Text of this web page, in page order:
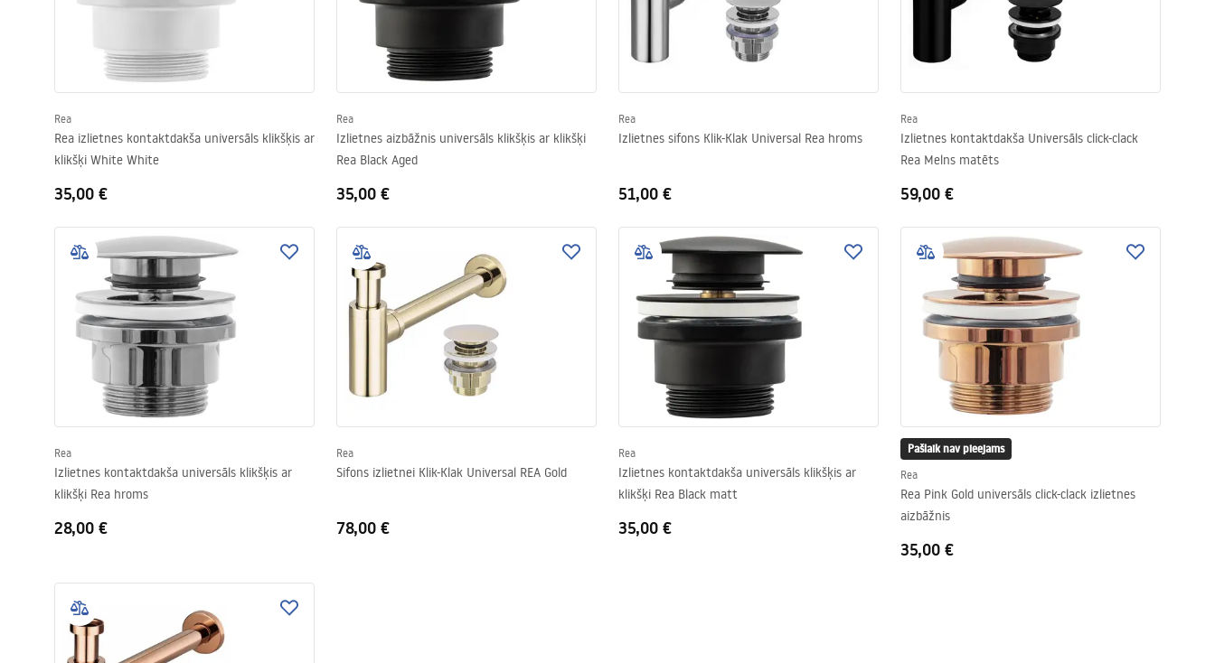
Rea
Rea izlietnes kontaktdakša universāls klikšķis ar
klikšķi White White
35,00 €
Rea
Izlietnes aizbāžnis universāls klikšķis ar klikšķi
Rea Black Aged
35,00 €
Rea
Izlietnes sifons Klik-Klak Universal Rea hroms
51,00 €
Rea
Izlietnes kontaktdakša Universāls click-clack
Rea Melns matēts
59,00 €
Rea
Izlietnes kontaktdakša universāls klikšķis ar
klikšķi Rea hroms
28,00 €
Rea
Sifons izlietnei Klik-Klak Universal REA Gold
78,00 €
Rea
Izlietnes kontaktdakša universāls klikšķis ar
klikšķi Rea Black matt
35,00 €
Pašlaik nav pieejams
Rea
Rea Pink Gold universāls click-clack izlietnes
aizbāžnis
35,00 €